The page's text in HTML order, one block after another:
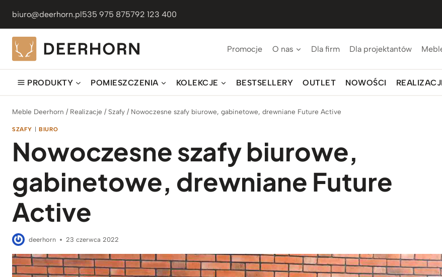
treści
biuro@deerhorn.pl535 975 875792 123 400
Promocje O nas Dla firm Dla projektantów
PRODUKTY POMIESZCZENIA KOLEKCJE BESTSELLERY OUTLET NOWOŚCI
Meble Deerhorn / Realizacje / Szafy / Nowoczesne szafy biurowe, gabinetowe, drewniane Future Active
SZAFY | BIURO
Nowoczesne szafy biurowe,
gabinetowe, drewniane Future
Active
deerhorn 23 czerwca 2022